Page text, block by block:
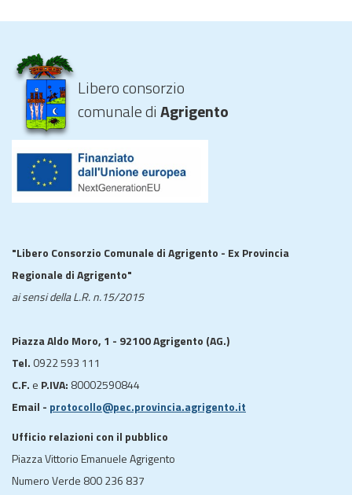
Libero consorzio
comunale diAgrigento
"Libero Consorzio Comunale di Agrigento - Ex Provincia
Regionale di Agrigento"
ai sensi della L.R. n.15/2015
Piazza Aldo Moro, 1 - 92100 Agrigento (AG.)
Tel. 0922 593 111
C.F. e P.IVA: 80002590844
Email - protocollo@pec.provincia.agrigento.it
Ufficio relazioni con il pubblico
Piazza Vittorio Emanuele Agrigento
Numero Verde 800 236 837